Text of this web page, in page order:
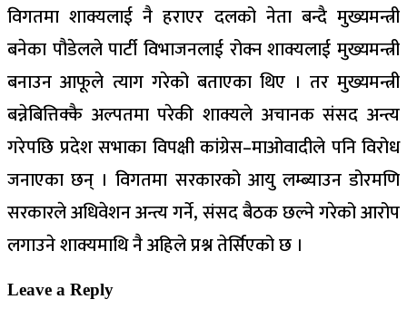
विगतमा शाक्यलाई नै हराएर दलको नेता बन्दै मुख्यमन्त्री
बनेका पौडेलले पार्टी विभाजनलाई रोक्न शाक्यलाई मुख्यमन्त्री
बनाउन आफूले त्याग गरेको बताएका थिए । तर मुख्यमन्त्री
बन्नेबित्तिक्कै अल्पतमा परेकी शाक्यले अचानक संसद अन्त्य
गरेपछि प्रदेश सभाका विपक्षी कांग्रेस–माओवादीले पनि विरोध
जनाएका छन् । विगतमा सरकारको आयु लम्ब्याउन डोरमणि
सरकारले अधिवेशन अन्त्य गर्ने, संसद बैठक छल्ने गरेको आरोप
लगाउने शाक्यमाथि नै अहिले प्रश्न तेर्सिएको छ ।
Leave a Reply